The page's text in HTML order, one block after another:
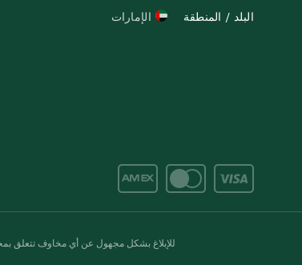
البلد / المنطقة الإمارات
للإبلاغ بشكل مجهول عن أي مخاوف تتعلق